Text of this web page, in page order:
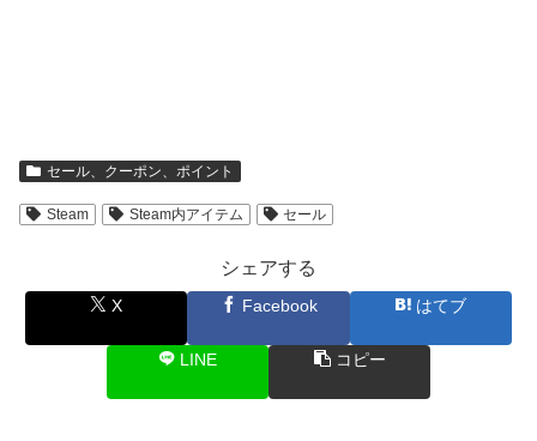
セール、クーポン、ポイント
Steam Steam内アイテム セール
シェアする
X Facebook はてブ
LINE コピー